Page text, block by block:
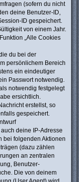
(sofern du nicht
deine Benutzer-ID,
ID gespeichert.
von einem Jahr.
„Alle Cookies
du bei der
persönlichem Bereich
ein eindeutiger
Passwort notwendig.
notwendig festgelegt
ersichtlich.
erstellst, so
gespeichert.
deine IP-Adresse
bei folgenden Aktionen
(dazu zählen
an zentralen
Benutzer-
Die von deinem